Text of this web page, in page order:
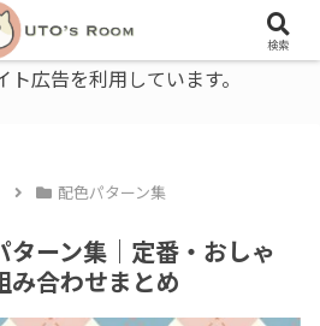
っと役立つ色と暮らし、健康のこと。
広告を利用しています。
配色パターン集
ーン集｜定番・おしゃ
み合わせまとめ
検索